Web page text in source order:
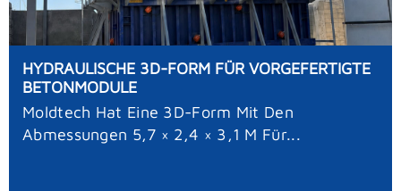
HYDRAULISCHE 3D-FORM FÜR VORGEFERTIGTE
BETONMODULE
Moldtech Hat Eine 3D-Form Mit Den
Abmessungen 5,7 × 2,4 × 3,1 M Für...